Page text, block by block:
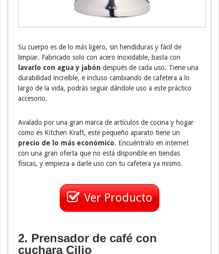
Su cuerpo es de lo más ligero, sin hendiduras y fácil de
limpiar. Fabricado solo con acero inoxidable, basta con
lavarlo con agua y jabón después de cada uso. Tiene una
durabilidad increíble, e incluso cambiando de cafetera a lo
largo de la vida, podrás seguir dándole uso a este práctico
accesorio.
Avalado por una gran marca de artículos de cocina y hogar
como es Kitchen Kraft, este pequeño aparato tiene un
precio de lo más económico. Encuéntralo en internet
con una gran oferta que no está disponible en tiendas
físicas, y empieza a darle uso con tu cafetera ya mismo.
Ver Producto
2. Prensador de café con
cuchara Cilio